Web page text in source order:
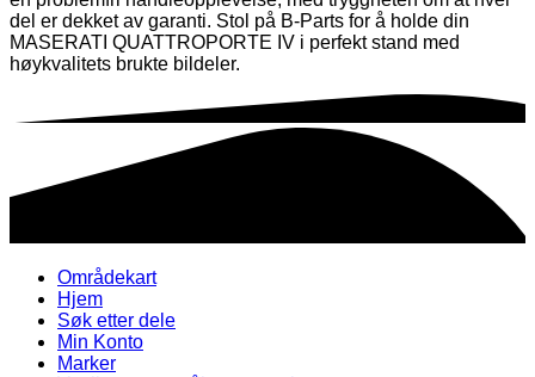
del er dekket av garanti. Stol på B-Parts for å holde din
MASERATI QUATTROPORTE IV i perfekt stand med
høykvalitets brukte bildeler.
Områdekart
Hjem
Søk etter dele
Min Konto
Marker